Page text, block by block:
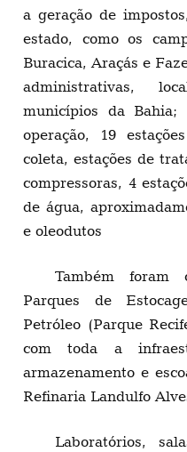
a geração de
estado, como os
Buracica, Araçás e
administrativas,
municípios da Bahia;
operação, 19
coleta, estações de
compressoras, 4
de água,
e oleodutos
Também foram
Parques de
Petróleo (Parque
com toda a
armazenamento e
Refinaria Landulfo
Laboratórios,